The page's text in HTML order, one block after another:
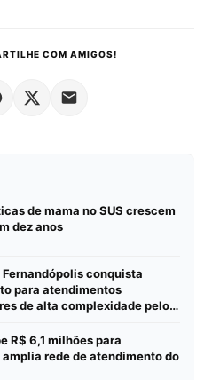
COM AMIGOS!
de mama no SUS crescem
dez anos
Fernandópolis conquista
para atendimentos
de alta complexidade pelo
R$ 6,1 milhões para
rede de atendimento do